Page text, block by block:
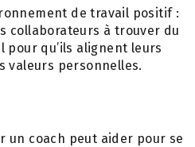
de travail positif :
collaborateurs à trouver du
pour qu’ils alignent leurs
valeurs personnelles.
un coach peut aider pour se